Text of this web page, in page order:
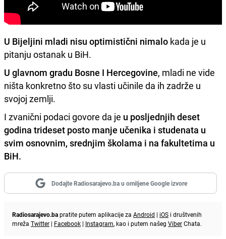
U Bijeljini mladi nisu optimistični nimalo kada je u
pitanju ostanak u BiH.
U glavnom gradu Bosne I Hercegovine, mladi ne vide
ništa konkretno što su vlasti učinile da ih zadrže u
svojoj zemlji.
I zvanični podaci govore da je u posljednjih deset
godina trideset posto manje učenika i studenata u
svim osnovnim, srednjim školama i na fakultetima u
BiH.
Dodajte Radiosarajevo.ba u omiljene Google izvore
Radiosarajevo.bapratite putem aplikacije za Android | iOS i društvenih
mreža Twitter | Facebook | Instagram, kao i putem našeg ViberChata.